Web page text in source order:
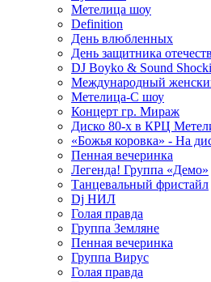
Метелица шоу
Definition
День влюбленных
День защитника
DJ Boyko & Sound
Международный
Метелица-С шоу
Концерт гр. Мираж
Диско 80-х в КРЦ
«Божья коровка» - На
Пенная вечеринка
Легенда! Группа «Демо»
Танцевальный фристайл
Dj НИЛ
Голая правда
Группа Земляне
Пенная вечеринка
Группа Вирус
Голая правда